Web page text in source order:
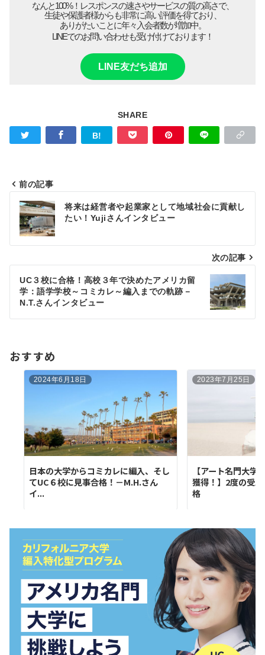
なんと100%！レスポンスの速さやサービスの質の高さで、
生徒や保護者様からも非常に高い評価を得ており、
ありがたいことに年々入会者数が増加中。
LINEでのお問い合わせも受け付けております！
LINE友だち追加
SHARE
投
稿
ナ
ビ
ゲ
ー
シ
ン
前の記事
将来は経営者や起業家として地域社会に貢献し
たい！Yujiさんインタビュー
次の記事
UC３校に合格！高校３年で決めたアメリカ留
学：語学学校～コミカレ～編入までの軌跡－
N.T.さんインタビュー
おすすめ
2024年6月18日
日本の大学からコミカレに編入、そし
てUC６校に見事合格！－M.H.さん
イ...
2023年7月25日
【アート名門大学
獲得！】2度の受
格